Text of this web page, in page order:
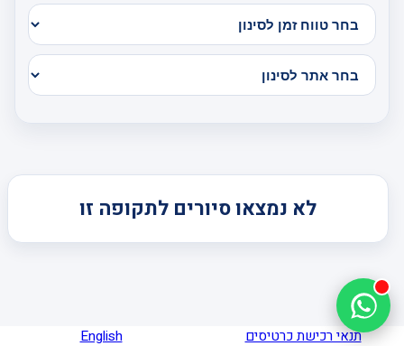
לא נמצאו סיורים לתקופה זו
תנאי רכישת כרטיסים English